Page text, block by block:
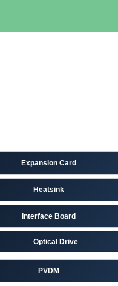
Expansion Card
Heatsink
Interface Board
Optical Drive
PVDM